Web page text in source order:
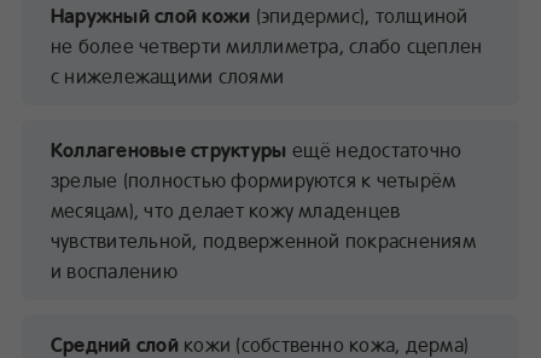
Наружный слой кожи (эпидермис), толщиной
не более четверти миллиметра, слабо сцеплен
с нижележащими слоями
Коллагеновые структуры ещё недостаточно
зрелые (полностью формируются к четырём
месяцам), что делает кожу младенцев
чувствительной, подверженной покраснениям
и воспалению
Средний слойкожи (собственно кожа, дерма)